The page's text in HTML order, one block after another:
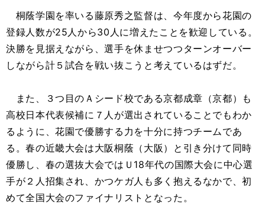
桐蔭学園を率いる藤原秀之監督は、今年度から花園の
登録人数が25人から30人に増えたことを歓迎している。
決勝を見据えながら、選手を休ませつつターンオーバー
しながら計５試合を戦い抜こうと考えているはずだ。
また、３つ目のＡシード校である京都成章（京都）も
高校日本代表候補に７人が選出されていることでもわか
るように、花園で優勝する力を十分に持つチームであ
る。春の近畿大会は大阪桐蔭（大阪）と引き分けて同時
優勝し、春の選抜大会ではＵ18年代の国際大会に中心選
手が２人招集され、かつケガ人も多く抱えるなかで、初
めて全国大会のファイナリストとなった。